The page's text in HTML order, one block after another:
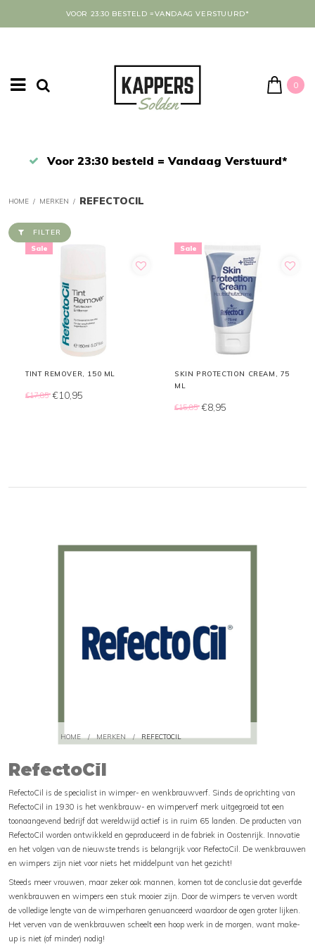
VOOR 23:30 BESTELD =VANDAAG VERSTUURD*
0
Afrekenen in een veilige omgeving
HOME / MERKEN / REFECTOCIL
FILTER
Sale
TINT REMOVER, 150 ML
€17,85 €10,95
Sale
SKIN PROTECTION CREAM, 75
ML
€15,85 €8,95
HOME / MERKEN / REFECTOCIL
RefectoCil
RefectoCil is de specialist in wimper- en wenkbrauwverf. Sinds de oprichting van
RefectoCil in 1930 is het wenkbrauw- en wimperverf merk uitgegroeid tot een
toonaangevend bedrijf dat wereldwijd actief is in ruim 65 landen. De producten van
RefectoCil worden ontwikkeld en geproduceerd in de fabriek in Oostenrijk. Innovatie
en het volgen van de nieuwste trends is belangrijk voor RefectoCil. De wenkbrauwen
en wimpers zijn niet voor niets het middelpunt van het gezicht!
Steeds meer vrouwen, maar zeker ook mannen, komen tot de conclusie dat geverfde
wenkbrauwen en wimpers een stuk mooier zijn. Door de wimpers te verven wordt
de volledige lengte van de wimperharen genuanceerd waardoor de ogen groter lijken.
Het verven van de wenkbrauwen scheelt een hoop werk in de morgen, want make-
up is niet (of minder) nodig!